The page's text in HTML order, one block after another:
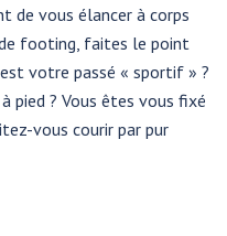
de vous élancer à corps
footing, faites le point
votre passé « sportif » ?
pied ? Vous êtes vous fixé
vous courir par pur